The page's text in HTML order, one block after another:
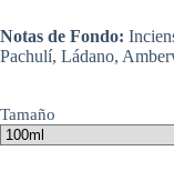
Notas de Fondo:
Pachulí, Ládano,
Tamaño